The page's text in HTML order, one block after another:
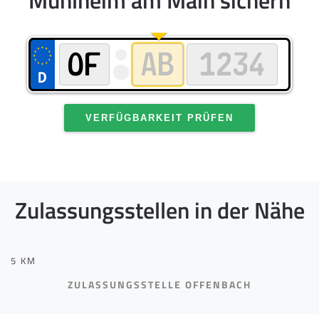
VERFÜGBARKEIT PRÜFEN
Zulassungsstellen in der Nähe
5 KM
ZULASSUNGSSTELLE OFFENBACH